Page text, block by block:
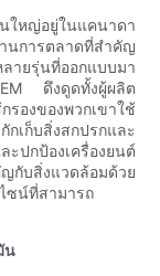
ใหญ่อยู่ในแคนาดา
การตลาดที่สำคัญ
ายรุ่นที่ออกแบบมา
ดึงดูดทั้งผู้ผลิต
องของพวกเขาใช้
เก็บสิ่งสกปรกและ
ะปกป้องเครื่องยนต์
กับสิ่งแวดล้อมด้วย
ซน์ที่สามารถ
น